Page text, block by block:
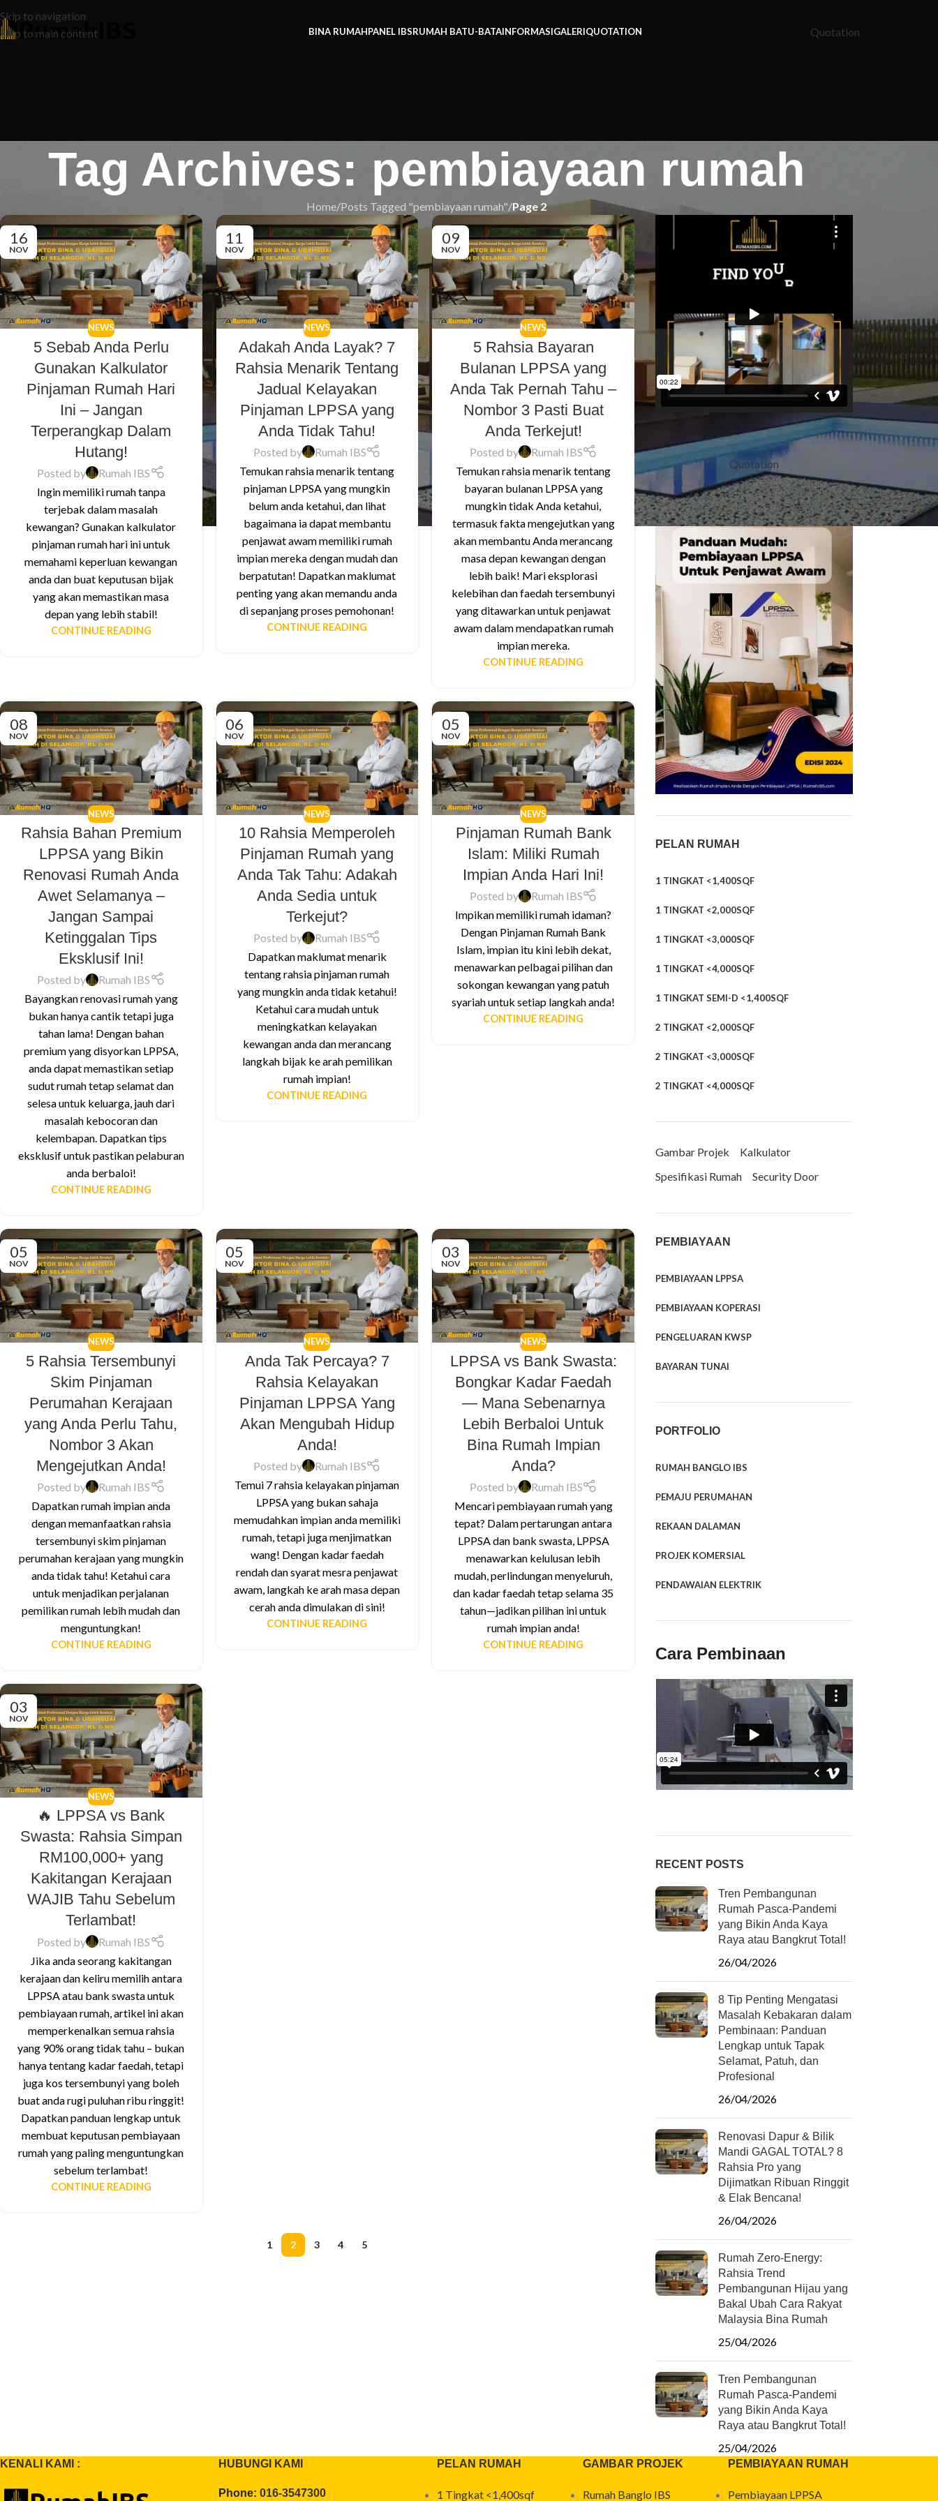
Skip to navigation
Skip to main content
BINA RUMAHPANEL IBSRUMAH BATU-BATAINFORMASIGALERIQUOTATION Quotation
Tag Archives: pembiayaan rumah
Home/Posts Tagged "pembiayaan rumah"/Page 2
16
NOV
NEWS
5 Sebab Anda Perlu
Gunakan Kalkulator
Pinjaman Rumah Hari
Ini – Jangan
Terperangkap Dalam
Hutang!
Posted by
Rumah IBS
Ingin memiliki rumah tanpa
terjebak dalam masalah
kewangan? Gunakan kalkulator
pinjaman rumah hari ini untuk
memahami keperluan kewangan
anda dan buat keputusan bijak
yang akan memastikan masa
depan yang lebih stabil!
CONTINUE READING
11
NOV
NEWS
Adakah Anda Layak? 7
Rahsia Menarik Tentang
Jadual Kelayakan
Pinjaman LPPSA yang
Anda Tidak Tahu!
Posted by
Rumah IBS
Temukan rahsia menarik tentang
pinjaman LPPSA yang mungkin
belum anda ketahui, dan lihat
bagaimana ia dapat membantu
penjawat awam memiliki rumah
impian mereka dengan mudah dan
berpatutan! Dapatkan maklumat
penting yang akan memandu anda
di sepanjang proses pemohonan!
CONTINUE READING
09
NOV
NEWS
5 Rahsia Bayaran
Bulanan LPPSA yang
Anda Tak Pernah Tahu –
Nombor 3 Pasti Buat
Anda Terkejut!
Posted by
Rumah IBS
Temukan rahsia menarik tentang
bayaran bulanan LPPSA yang
mungkin tidak Anda ketahui,
termasuk fakta mengejutkan yang
akan membantu Anda merancang
masa depan kewangan dengan
lebih baik! Mari eksplorasi
kelebihan dan faedah tersembunyi
yang ditawarkan untuk penjawat
awam dalam mendapatkan rumah
impian mereka.
CONTINUE READING
08
NOV
NEWS
Rahsia Bahan Premium
LPPSA yang Bikin
Renovasi Rumah Anda
Awet Selamanya –
Jangan Sampai
Ketinggalan Tips
Eksklusif Ini!
Posted by
Rumah IBS
Bayangkan renovasi rumah yang
bukan hanya cantik tetapi juga
tahan lama! Dengan bahan
premium yang disyorkan LPPSA,
anda dapat memastikan setiap
sudut rumah tetap selamat dan
selesa untuk keluarga, jauh dari
masalah kebocoran dan
kelembapan. Dapatkan tips
eksklusif untuk pastikan pelaburan
anda berbaloi!
CONTINUE READING
06
NOV
NEWS
10 Rahsia Memperoleh
Pinjaman Rumah yang
Anda Tak Tahu: Adakah
Anda Sedia untuk
Terkejut?
Posted by
Rumah IBS
Dapatkan maklumat menarik
tentang rahsia pinjaman rumah
yang mungkin anda tidak ketahui!
Ketahui cara mudah untuk
meningkatkan kelayakan
kewangan anda dan merancang
langkah bijak ke arah pemilikan
rumah impian!
CONTINUE READING
05
NOV
NEWS
Pinjaman Rumah Bank
Islam: Miliki Rumah
Impian Anda Hari Ini!
Posted by
Rumah IBS
Impikan memiliki rumah idaman?
Dengan Pinjaman Rumah Bank
Islam, impian itu kini lebih dekat,
menawarkan pelbagai pilihan dan
sokongan kewangan yang patuh
syariah untuk setiap langkah anda!
CONTINUE READING
05
NOV
NEWS
5 Rahsia Tersembunyi
Skim Pinjaman
Perumahan Kerajaan
yang Anda Perlu Tahu,
Nombor 3 Akan
Mengejutkan Anda!
Posted by
Rumah IBS
Dapatkan rumah impian anda
dengan memanfaatkan rahsia
tersembunyi skim pinjaman
perumahan kerajaan yang mungkin
anda tidak tahu! Ketahui cara
untuk menjadikan perjalanan
pemilikan rumah lebih mudah dan
menguntungkan!
CONTINUE READING
05
NOV
NEWS
Anda Tak Percaya? 7
Rahsia Kelayakan
Pinjaman LPPSA Yang
Akan Mengubah Hidup
Anda!
Posted by
Rumah IBS
Temui 7 rahsia kelayakan pinjaman
LPPSA yang bukan sahaja
memudahkan impian anda memiliki
rumah, tetapi juga menjimatkan
wang! Dengan kadar faedah
rendah dan syarat mesra penjawat
awam, langkah ke arah masa depan
cerah anda dimulakan di sini!
CONTINUE READING
03
NOV
NEWS
LPPSA vs Bank Swasta:
Bongkar Kadar Faedah
— Mana Sebenarnya
Lebih Berbaloi Untuk
Bina Rumah Impian
Anda?
Posted by
Rumah IBS
Mencari pembiayaan rumah yang
tepat? Dalam pertarungan antara
LPPSA dan bank swasta, LPPSA
menawarkan kelulusan lebih
mudah, perlindungan menyeluruh,
dan kadar faedah tetap selama 35
tahun—jadikan pilihan ini untuk
rumah impian anda!
CONTINUE READING
03
NOV
NEWS
🔥 LPPSA vs Bank
Swasta: Rahsia Simpan
RM100,000+ yang
Kakitangan Kerajaan
WAJIB Tahu Sebelum
Terlambat!
Posted by
Rumah IBS
Jika anda seorang kakitangan
kerajaan dan keliru memilih antara
LPPSA atau bank swasta untuk
pembiayaan rumah, artikel ini akan
memperkenalkan semua rahsia
yang 90% orang tidak tahu – bukan
hanya tentang kadar faedah, tetapi
juga kos tersembunyi yang boleh
buat anda rugi puluhan ribu ringgit!
Dapatkan panduan lengkap untuk
membuat keputusan pembiayaan
rumah yang paling menguntungkan
sebelum terlambat!
CONTINUE READING
1 2 3 4 5
Quotation
PELAN RUMAH
1 TINGKAT <1,400SQF
1 TINGKAT <2,000SQF
1 TINGKAT <3,000SQF
1 TINGKAT <4,000SQF
1 TINGKAT SEMI-D <1,400SQF
2 TINGKAT <2,000SQF
2 TINGKAT <3,000SQF
2 TINGKAT <4,000SQF
Gambar Projek
Kalkulator
Spesifikasi Rumah
Security Door
PEMBIAYAAN
PEMBIAYAAN LPPSA
PEMBIAYAAN KOPERASI
PENGELUARAN KWSP
BAYARAN TUNAI
PORTFOLIO
RUMAH BANGLO IBS
PEMAJU PERUMAHAN
REKAAN DALAMAN
PROJEK KOMERSIAL
PENDAWAIAN ELEKTRIK
Cara Pembinaan
RECENT POSTS
Tren Pembangunan
Rumah Pasca-Pandemi
yang Bikin Anda Kaya
Raya atau Bangkrut Total!
26/04/2026
8 Tip Penting Mengatasi
Masalah Kebakaran dalam
Pembinaan: Panduan
Lengkap untuk Tapak
Selamat, Patuh, dan
Profesional
26/04/2026
Renovasi Dapur & Bilik
Mandi GAGAL TOTAL? 8
Rahsia Pro yang
Dijimatkan Ribuan Ringgit
& Elak Bencana!
26/04/2026
Rumah Zero-Energy:
Rahsia Trend
Pembangunan Hijau yang
Bakal Ubah Cara Rakyat
Malaysia Bina Rumah
25/04/2026
Tren Pembangunan
Rumah Pasca-Pandemi
yang Bikin Anda Kaya
Raya atau Bangkrut Total!
25/04/2026
KENALI KAMI : HUBUNGI KAMI
Phone: 016-3547300
PELAN RUMAH
1 Tingkat <1,400sqf
GAMBAR PROJEK
Rumah Banglo IBS
PEMBIAYAAN RUMAH
Pembiayaan LPPSA